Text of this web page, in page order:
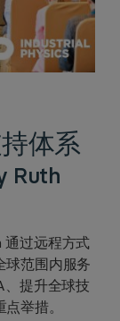
体系
Ruth
通过远程方式
球范围内服务
提升全球技
举措。